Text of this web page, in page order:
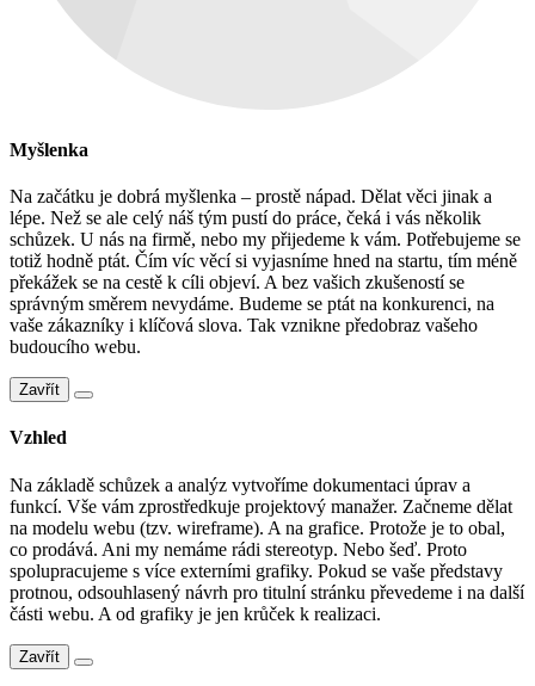
Myšlenka
Na začátku je dobrá myšlenka – prostě nápad. Dělat věci jinak a
lépe. Než se ale celý náš tým pustí do práce, čeká i vás několik
schůzek. U nás na firmě, nebo my přijedeme k vám. Potřebujeme se
totiž hodně ptát. Čím víc věcí si vyjasníme hned na startu, tím méně
překážek se na cestě k cíli objeví. A bez vašich zkušeností se
správným směrem nevydáme. Budeme se ptát na konkurenci, na
vaše zákazníky i klíčová slova. Tak vznikne předobraz vašeho
budoucího webu.
Zavřít
Vzhled
Na základě schůzek a analýz vytvoříme dokumentaci úprav a
funkcí. Vše vám zprostředkuje projektový manažer. Začneme dělat
na modelu webu (tzv. wireframe). A na grafice. Protože je to obal,
co prodává. Ani my nemáme rádi stereotyp. Nebo šeď. Proto
spolupracujeme s více externími grafiky. Pokud se vaše představy
protnou, odsouhlasený návrh pro titulní stránku převedeme i na další
části webu. A od grafiky je jen krůček k realizaci.
Zavřít